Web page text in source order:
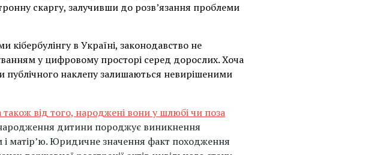
скаргу, залучивши до розв’язання проблеми
в Україні, законодавство не
у цифровому просторі серед дорослих. Хоча
публічного наклепу залишаються невирішеними
також від того, народжені вони у шлюбі чи поза
дитини породжує виникнення
і матір’ю. Юридичне значення факт походження